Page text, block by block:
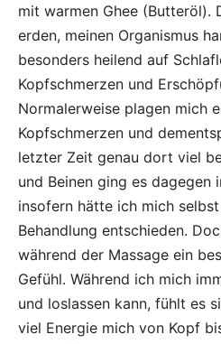
mit warmen Ghee (Butteröl).
erden, meinen Organismus
besonders heilend auf
Kopfschmerzen und
Normalerweise plagen mich
Kopfschmerzen und
letzter Zeit genau dort viel
und Beinen ging es dagegen
insofern hätte ich mich
Behandlung entschieden.
während der Massage ein
Gefühl. Während ich mich
und loslassen kann, fühlt es
viel Energie mich von Kopf